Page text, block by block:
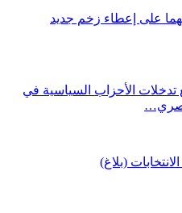
على إعطاء زخم جديد
تدخلات الأحزاب السياسية في
(بلاغ)